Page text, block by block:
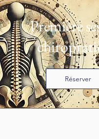
Première
Réserver